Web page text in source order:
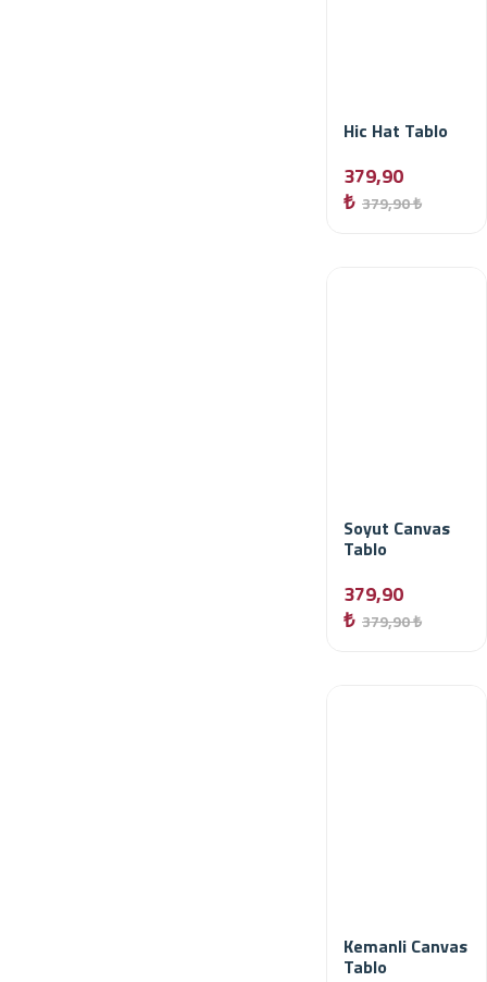
Hic Hat Tablo
379,90
₺ 379,90 ₺
Soyut Canvas
Tablo
379,90
₺ 379,90 ₺
Kemanli Canvas
Tablo